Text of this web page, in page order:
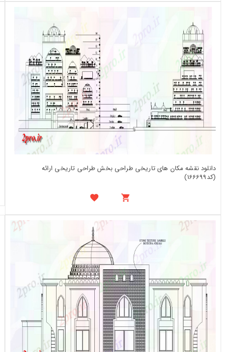
دانلود نقشه مکان های تاریخی طراحی بخش طراحی تاریخی ارائه
(کد166699)